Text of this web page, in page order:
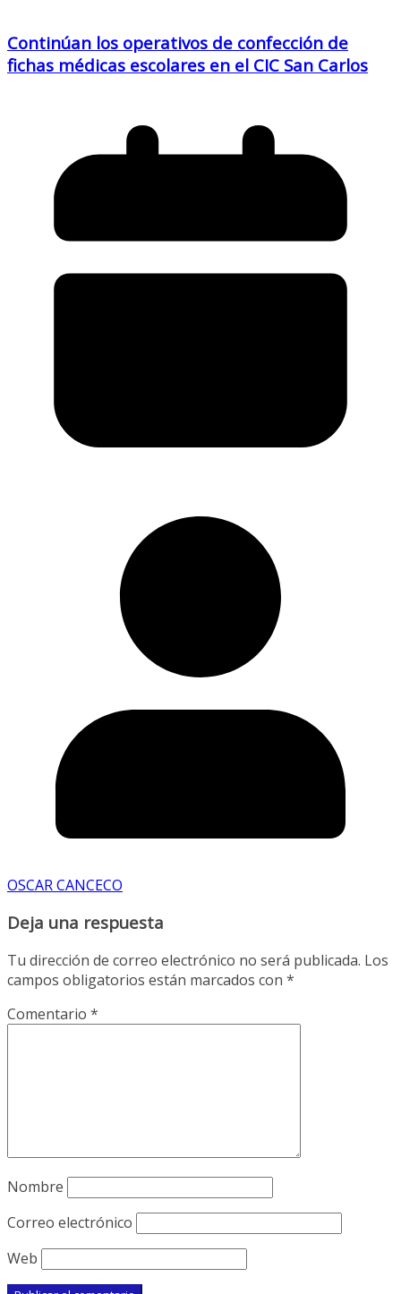
Continúan los operativos de confección de
fichas médicas escolares en el CIC San Carlos
OSCAR CANCECO
Deja una respuesta
Tu dirección de correo electrónico no será publicada. Los
campos obligatorios están marcados con *
Comentario *
Nombre
Correo electrónico
Web